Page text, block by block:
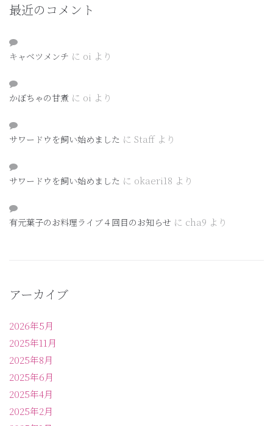
最近のコメント
キャベツメンチ に oi より
かぼちゃの甘煮 に oi より
サワードウを飼い始めました に Staffより
サワードウを飼い始めました に okaeri18 より
有元葉子のお料理ライブ４回目のお知らせ に cha9 より
アーカイブ
2026年5月
2025年11月
2025年8月
2025年6月
2025年4月
2025年2月